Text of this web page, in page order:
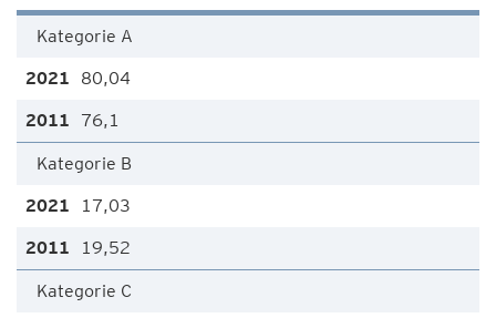
Kategorie A
80,04
76,1
Kategorie B
17,03
19,52
Kategorie C